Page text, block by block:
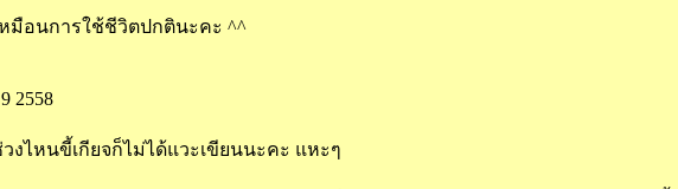
มือนการใช้ชีวิตปกตินะคะ ^^
2558
งไหนขี้เกียจก็ไม่ได้แวะเขียนนะคะ แหะๆ